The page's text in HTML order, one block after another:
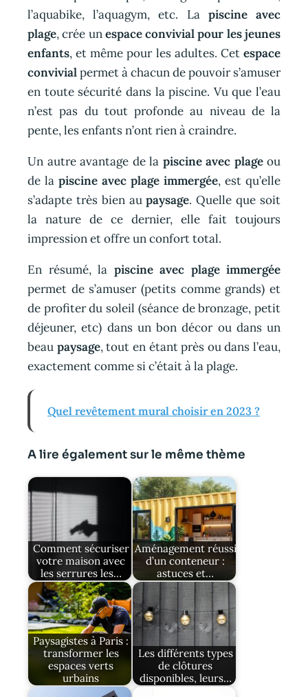
l’aquabike, l’aquagym, etc. La piscine avec
plage, crée unespace convivial pour les jeunes
enfants, et même pour les adultes. Cet espace
convivialpermet à chacun de pouvoir s’amuser
en toute sécurité dans la piscine. Vu que l’eau
n’est pas du tout profonde au niveau de la
pente, les enfants n’ont rien à craindre.
Un autre avantage de la piscine avec plageou
de la piscine avec plage immergée, est qu’elle
s’adapte très bien aupaysage. Quelle que soit
la nature de ce dernier, elle fait toujours
impression et offre un confort total.
En résumé, la piscine avec plage immergée
permet de s’amuser (petits comme grands) et
de profiter du soleil (séance de bronzage, petit
déjeuner, etc) dans un bon décor ou dans un
beau paysage, tout en étant près ou dans l’eau,
exactement comme si c’était à la plage.
Quel revêtement mural choisir en 2023 ?
A lire également sur le même thème
Comment sécuriser
votre maison avec
les serrures les…
Aménagement réussi
d’un conteneur :
astuces et…
Paysagistes à Paris :
transformer les
espaces verts
urbains
Les différents types
de clôtures
disponibles, leurs…